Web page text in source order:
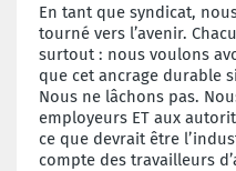
En tant que syndicat,
tourné vers l’avenir.
surtout : nous voulons
que cet ancrage durable
Nous ne lâchons pas.
employeurs ET aux
ce que devrait être
compte des travailleurs